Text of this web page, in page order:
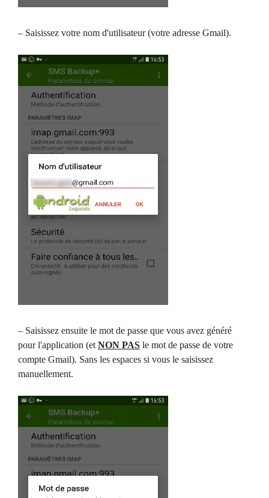
– Saisissez votre nom d'utilisateur (votre adresse Gmail).
– Saisissez ensuite le mot de passe que vous avez généré
pour l'application (et NON PAS le mot de passe de votre
compte Gmail). Sans les espaces si vous le saisissez
manuellement.